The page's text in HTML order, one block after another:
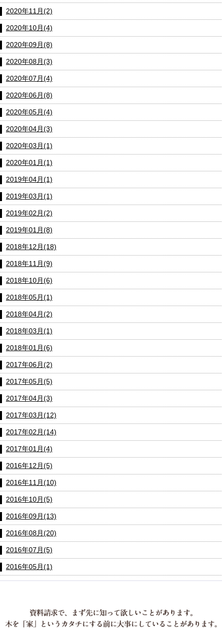
2020年11月(2)
2020年10月(4)
2020年09月(8)
2020年08月(3)
2020年07月(4)
2020年06月(8)
2020年05月(4)
2020年04月(3)
2020年03月(1)
2020年01月(1)
2019年04月(1)
2019年03月(1)
2019年02月(2)
2019年01月(8)
2018年12月(18)
2018年11月(9)
2018年10月(6)
2018年05月(1)
2018年04月(2)
2018年03月(1)
2018年01月(6)
2017年06月(2)
2017年05月(5)
2017年04月(3)
2017年03月(12)
2017年02月(14)
2017年01月(4)
2016年12月(5)
2016年11月(10)
2016年10月(5)
2016年09月(13)
2016年08月(20)
2016年07月(5)
2016年05月(1)